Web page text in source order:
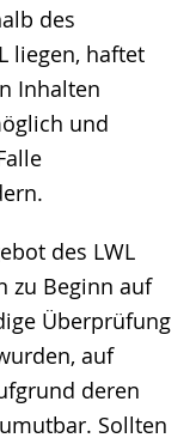
des
liegen, haftet
Inhalten
und
des LWL
zu Beginn auf
Überprüfung
auf
deren
Sollten